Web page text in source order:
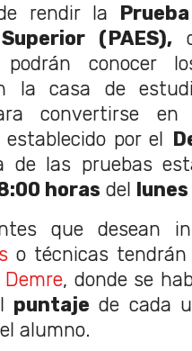
rendir la
(PAES),
podrán conocer
la casa de
convertirse en
por el
de las pruebas
horas del
que desean
o técnicas
Demre, donde se
puntaje de cada
alumno.